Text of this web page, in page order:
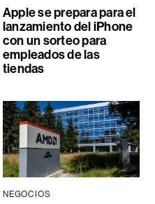
Apple se prepara para el
lanzamiento del iPhone
con un sorteo para
empleados de las
tiendas
NEGOCIOS